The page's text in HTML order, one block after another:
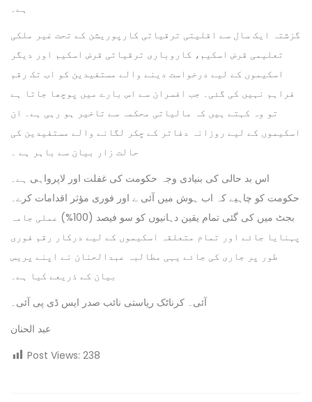
ہے۔
گزشتہ ایک سال سے اقلیتی ترقیاتی کارپوریشن کے تحت غیر ملکی
تعلیمی قرض اسکیم، کاروباری ترقیاتی قرض اسکیم اور دیگر
اسکیموں کے لیے درخواست دینے والے مستفیدین کو اب تک رقم
فراہم نہیں کی گئی۔ جب افسران سے اس بارے میں پوچھا جاتا ہے
تو وہ کہتے ہیں کہ مالیاتی محکمہ سے تاخیر ہو رہی ہے۔ ان
اسکیموں کے لیے روزانہ دفاتر کے چکر لگانے والے مستفیدین کی
حالت زار بیان سے باہر ہے ۔
اس بد حالی کی بنیادی وجہ حکومت کی غفلت اور لاپرواہی ہے۔
حکومت کو چاہیے کہ اب ہوش میں آئی ے اور فوری مؤثر اقدامات کرے۔
بجٹ میں کی گئی تمام یقین دہانیوں کو سو فیصد (100%) عملی جامہ
پہنایا جائے اور تمام متعلقہ اسکیموں کے لیے درکار رقم فوری
طور پر جاری کی جائے یہی مطالبہ عبدالحنان نے اپنے پریس
بیان کے ذریعے کیا ہے۔
آئی۔ کرناٹک ریاستی نائب صدر ایس ڈی پی آئی۔
عبد الحنان
Post Views: 238